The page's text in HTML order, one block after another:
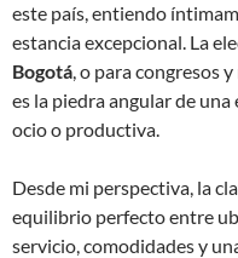
este país, entiendo
estancia excepcional. La
Bogotá, o para congresos
es la piedra angular de
ocio o productiva.
Desde mi perspectiva, la
equilibrio perfecto entre
servicio, comodidades y